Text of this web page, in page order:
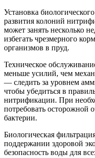
Установка
развития колоний
может занять несколько
избегать чрезмерного
организмов в пруд.
Техническое
меньше усилий, чем
— следить за уровнем
чтобы убедиться в
нитрификации. При
потребовать осторожной
бактерии.
Биологическая
поддержании здоровой
безопасность воды для